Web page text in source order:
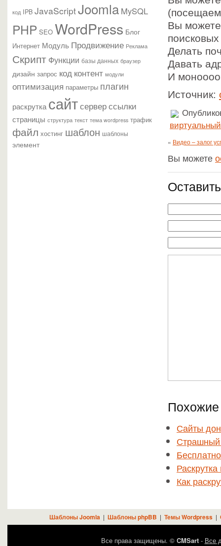
код IPB JavaScriptJoomla MySQL
PHP SEO WordPress Блог
Интернет Модуль Продвижение Реклама
Скрипт Функции базы данных браузер
дизайн запрос код контент модули
оптимизация параметры плагин
раскрутка сайтсерверссылки
страницы структура текст тема wordpress трафик
файл хостинг шаблон шаблоны
элемент
Вы можете
Делать
Давать
И
Источник:
« Видео – залог
Вы можете
Похожие
Сайты
Страшный
Как
Шаблоны Joomla | Шаблоны phpBB | Темы Wordpress|
Все права защищены. © CMSart- Все